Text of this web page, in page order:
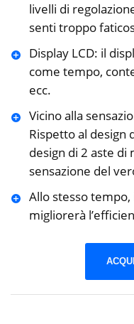
livelli di
senti troppo
Display LCD: il
come tempo,
ecc.
Vicino alla
Rispetto al design
design di 2 aste di
sensazione del
Allo stesso
migliorerà